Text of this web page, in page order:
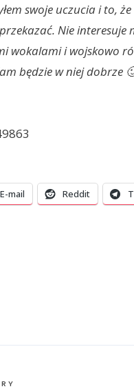
swoje uczucia i to,
Nie interesuje
wokalami i wojskowo
będzie w niej dobrze
E-mail Reddit